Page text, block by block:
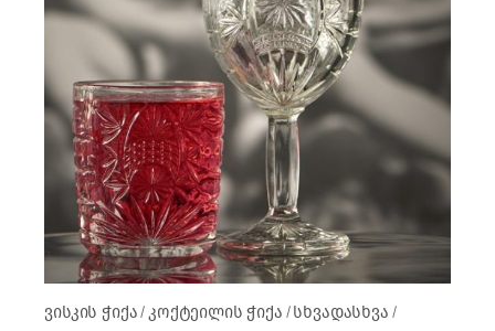
ვისკის ჭიქა კოქტეილის ჭიქა სხვადასხვა